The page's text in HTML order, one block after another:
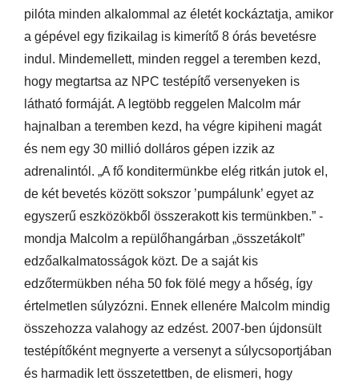
pilóta minden alkalommal az életét kockáztatja, amikor
a gépével egy fizikailag is kimerítő 8 órás bevetésre
indul. Mindemellett, minden reggel a teremben kezd,
hogy megtartsa az NPC testépítő versenyeken is
látható formáját. A legtöbb reggelen Malcolm már
hajnalban a teremben kezd, ha végre kipiheni magát
és nem egy 30 millió dolláros gépen izzik az
adrenalintól. „A fő konditermünkbe elég ritkán jutok el,
de két bevetés között sokszor ’pumpálunk’ egyet az
egyszerű eszközökből összerakott kis termünkben.” -
mondja Malcolm a repülőhangárban „összetákolt”
edzőalkalmatosságok közt. De a saját kis
edzőtermükben néha 50 fok fölé megy a hőség, így
értelmetlen súlyzózni. Ennek ellenére Malcolm mindig
összehozza valahogy az edzést. 2007-ben újdonsült
testépítőként megnyerte a versenyt a súlycsoportjában
és harmadik lett összetettben, de elismeri, hogy